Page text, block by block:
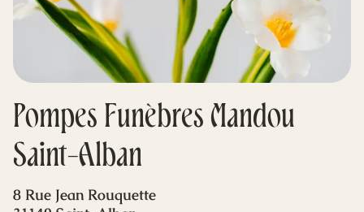
Livraison de fleurs
Blog
Pompes Funèbres Mandou
Saint-Alban
8 Rue Jean Rouquette